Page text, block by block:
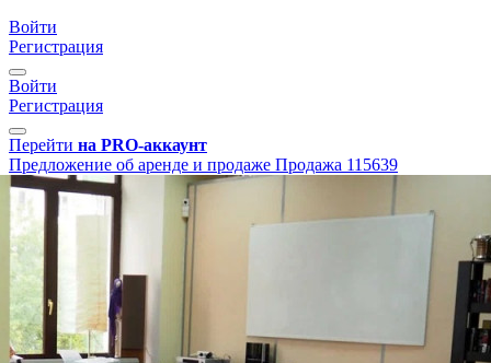
Войти
Регистрация
Войти
Регистрация
Перейти на PRO-аккаунт
Предложение об аренде и продаже Продажа 115639